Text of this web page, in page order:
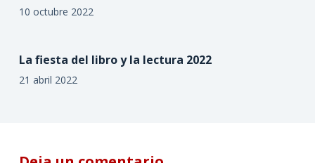
10 octubre 2022
La fiesta del libro y la lectura 2022
21 abril 2022